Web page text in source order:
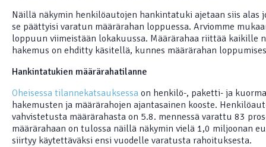
Näillä näkymin henkilöautojen hankintatuki ajetaan siis alas
se päättyisi varatun määrärahan loppuessa. Arviomme
loppuun viimeistään lokakuussa. Määrärahaa riittää kaikille
hakemus on ehditty käsitellä, kunnes määrärahan
Hankintatukien määrärahatilanne
Oheisessa tilannekatsauksessa on henkilö-, paketti- ja
hakemusten ja määrärahojen ajantasainen kooste.
vahvistetusta määrärahasta on 5.8. mennessä varattu 83
määrärahaan on tulossa näillä näkymin vielä 1,0 miljoonan
siirtyy käytettäväksi ensi vuodelle varatusta rahoituksesta.